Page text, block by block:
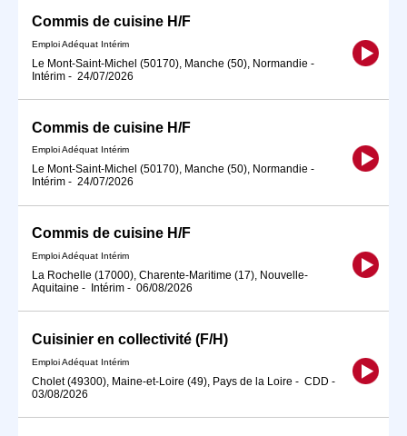
Commis de cuisine H/F
Emploi Adéquat Intérim
Le Mont-Saint-Michel (50170), Manche (50), Normandie -
Intérim - 24/07/2026
Commis de cuisine H/F
Emploi Adéquat Intérim
Le Mont-Saint-Michel (50170), Manche (50), Normandie -
Intérim - 24/07/2026
Commis de cuisine H/F
Emploi Adéquat Intérim
La Rochelle (17000), Charente-Maritime (17), Nouvelle-
Aquitaine - Intérim - 06/08/2026
Cuisinier en collectivité (F/H)
Emploi Adéquat Intérim
Cholet (49300), Maine-et-Loire (49), Pays de la Loire - CDD -
03/08/2026